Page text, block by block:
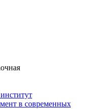
в современных